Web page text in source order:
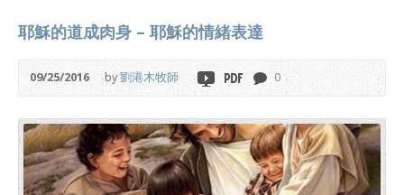
耶穌的道成肉身 – 耶穌的情緒表達
09/25/2016 by劉港木牧師 0